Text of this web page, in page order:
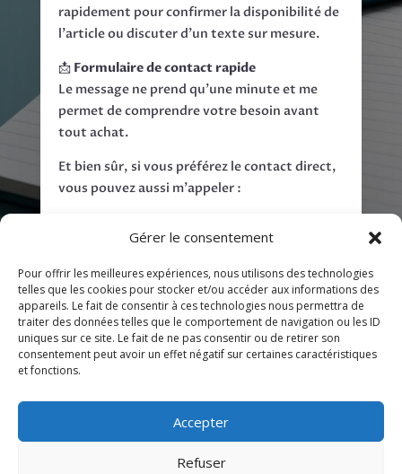
Gérer le consentement
Pour offrir les meilleures expériences, nous utilisons des technologies
telles que les cookies pour stocker et/ou accéder aux informations des
appareils. Le fait de consentir à ces technologies nous permettra de
traiter des données telles que le comportement de navigation ou les ID
uniques sur ce site. Le fait de ne pas consentir ou de retirer son
consentement peut avoir un effet négatif sur certaines caractéristiques
et fonctions.
Accepter
Refuser
rapidement pour confirmer la disponibilité de
l’article ou discuter d’un texte sur mesure.
📩 Formulaire de contact rapide
Le message ne prend qu’une minute et me
permet de comprendre votre besoin avant
tout achat.
Et bien sûr, si vous préférez le contact direct,
vous pouvez aussi m’appeler :
CONTACTEZ-MOI
Tarifs Écrivain public
F.A.Q.
Article invité
Législation